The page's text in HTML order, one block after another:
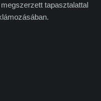
tapasztalattal